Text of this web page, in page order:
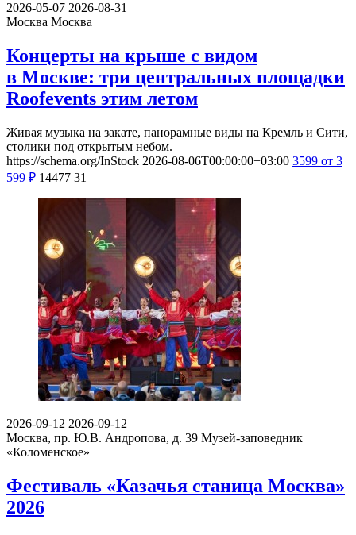
2026-05-07 2026-08-31
Москва Москва
Концерты на крыше с видом
в Москве: три центральных площадки
Roofevents этим летом
Живая музыка на закате, панорамные виды на Кремль и Сити,
столики под открытым небом.
https://schema.org/InStock 2026-08-06T00:00:00+03:00 3599 от 3
599 ₽ 14477 31
2026-09-12 2026-09-12
Москва, пр. Ю.В. Андропова, д. 39 Музей-заповедник
«Коломенское»
Фестиваль «Казачья станица Москва»
2026